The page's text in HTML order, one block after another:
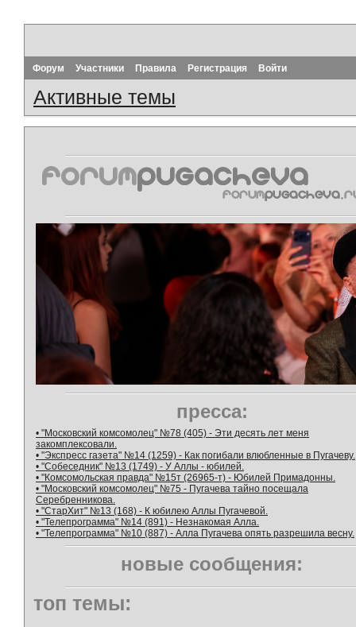
Форум Участники Правила Регистрация Войти
Активные темы
пресса:
• "Московский комсомолец" №78 (405) - Эти десять лет меня
закомплексовали.
• "Экспресс газета" №14 (1259) - Как погибали влюбленные в Пугачеву.
• "Собеседник" №13 (1749) - У Аллы - юбилей.
• "Комсомольская правда" №15т (26965-т) - Юбилей Примадонны.
• "Московский комсомолец" №75 - Пугачева тайно посещала
Серебренникова.
• "СтарХит" №13 (168) - К юбилею Аллы Пугачевой.
• "Телепрограмма" №14 (891) - Незнакомая Алла.
• "Телепрограмма" №10 (887) - Алла Пугачева опять разрешила весну.
новые сообщения:
топ темы: